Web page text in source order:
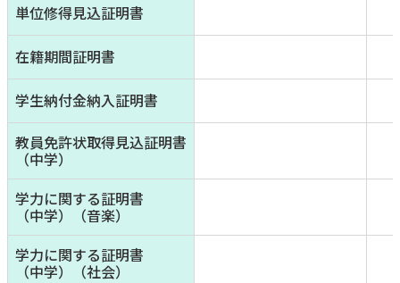
単位修得見込証明書
在籍期間証明書
学生納付金納入証明書
教員免許状取得見込証明書
（中学）
学力に関する証明書
（中学）（音楽）
学力に関する証明書
（中学）（社会）